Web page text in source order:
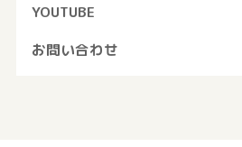
YOUTUBE
お問い合わせ